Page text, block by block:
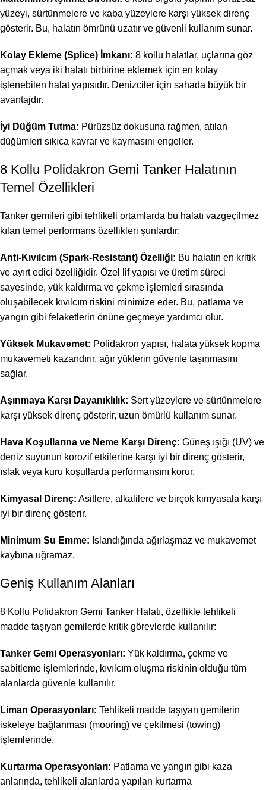
yüzeyi, sürtünmelere ve kaba yüzeylere karşı yüksek direnç
gösterir. Bu, halatın ömrünü uzatır ve güvenli kullanım sunar.
Kolay Ekleme (Splice) İmkanı: 8 kollu halatlar, uçlarına göz
açmak veya iki halatı birbirine eklemek için en kolay
işlenebilen halat yapısıdır. Denizciler için sahada büyük bir
avantajdır.
İyi Düğüm Tutma: Pürüzsüz dokusuna rağmen, atılan
düğümleri sıkıca kavrar ve kaymasını engeller.
8 Kollu Polidakron Gemi Tanker Halatının
Temel Özellikleri
Tanker gemileri gibi tehlikeli ortamlarda bu halatı vazgeçilmez
kılan temel performans özellikleri şunlardır:
Anti-Kıvılcım (Spark-Resistant) Özelliği: Bu halatın en kritik
ve ayırt edici özelliğidir. Özel lif yapısı ve üretim süreci
sayesinde, yük kaldırma ve çekme işlemleri sırasında
oluşabilecek kıvılcım riskini minimize eder. Bu, patlama ve
yangın gibi felaketlerin önüne geçmeye yardımcı olur.
Yüksek Mukavemet: Polidakron yapısı, halata yüksek kopma
mukavemeti kazandırır, ağır yüklerin güvenle taşınmasını
sağlar.
Aşınmaya Karşı Dayanıklılık: Sert yüzeylere ve sürtünmelere
karşı yüksek direnç gösterir, uzun ömürlü kullanım sunar.
Hava Koşullarına ve Neme Karşı Direnç: Güneş ışığı (UV) ve
deniz suyunun korozif etkilerine karşı iyi bir direnç gösterir,
ıslak veya kuru koşullarda performansını korur.
Kimyasal Direnç: Asitlere, alkalilere ve birçok kimyasala karşı
iyi bir direnç gösterir.
Minimum Su Emme: Islandığında ağırlaşmaz ve mukavemet
kaybına uğramaz.
Geniş Kullanım Alanları
8 Kollu Polidakron Gemi Tanker Halatı, özellikle tehlikeli
madde taşıyan gemilerde kritik görevlerde kullanılır:
Tanker Gemi Operasyonları: Yük kaldırma, çekme ve
sabitleme işlemlerinde, kıvılcım oluşma riskinin olduğu tüm
alanlarda güvenle kullanılır.
Liman Operasyonları: Tehlikeli madde taşıyan gemilerin
iskeleye bağlanması (mooring) ve çekilmesi (towing)
işlemlerinde.
Kurtarma Operasyonları: Patlama ve yangın gibi kaza
anlarında, tehlikeli alanlarda yapılan kurtarma